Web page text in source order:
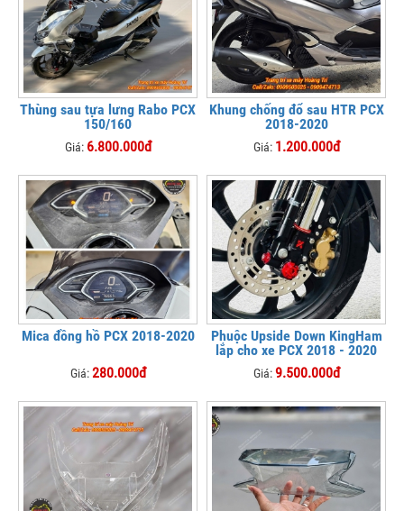
Thùng sau tựa lưng Rabo PCX
150/160
Giá: 6.800.000đ
Khung chống đổ sau HTR PCX
2018-2020
Giá: 1.200.000đ
Mica đồng hồ PCX 2018-2020
Giá:280.000đ
Phuộc Upside Down KingHam
lắp cho xe PCX 2018 - 2020
Giá:9.500.000đ